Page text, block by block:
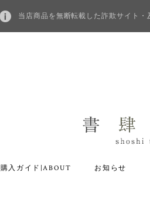
当店商品を無断転載した詐欺サイト
購入ガイド|ABOUT お知らせ